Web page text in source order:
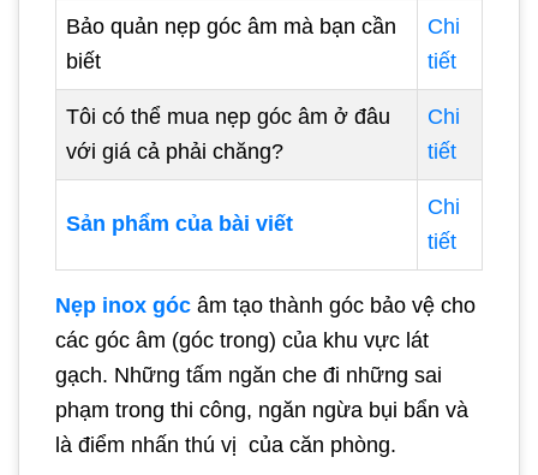
Bảo quản nẹp góc âm mà bạn cần
biết
Chi
tiết
Tôi có thể mua nẹp góc âm ở đâu
với giá cả phải chăng?
Chi
tiết
Sản phẩm của bài viết
Chi
tiết
Nẹp inox góc âm tạo thành góc bảo vệ cho
các góc âm (góc trong) của khu vực lát
gạch. Những tấm ngăn che đi những sai
phạm trong thi công, ngăn ngừa bụi bẩn và
là điểm nhấn thú vị của căn phòng.